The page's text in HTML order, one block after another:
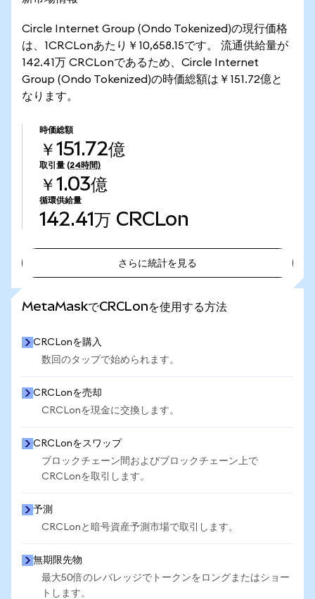
Circle Internet Group (Ondo Tokenized)の現行価格
は、1CRCLonあたり￥10,658.15です。 流通供給量が
142.41万 CRCLonであるため、Circle Internet
Group (Ondo Tokenized)の時価総額は￥151.72億と
なります。
時価総額
￥151.72億
取引量 (24時間)
￥1.03億
循環供給量
142.41万 CRCLon
さらに統計を見る
MetaMaskでCRCLonを使用する方法
CRCLonを購入
数回のタップで始められます。
CRCLonを売却
CRCLonを現金に交換します。
CRCLonをスワップ
ブロックチェーン間およびブロックチェーン上で
CRCLonを取引します。
予測
CRCLonと暗号資産予測市場で取引します。
無期限先物
最大50倍のレバレッジでトークンをロングまたはショー
トします。